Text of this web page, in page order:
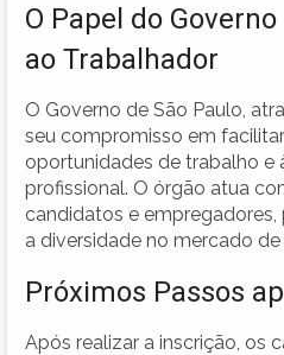
O Papel do
ao Trabalhador
O Governo de São Paulo,
seu compromisso em
oportunidades de trabalho e
profissional. O órgão atua
candidatos e
a diversidade no mercado
Próximos Passos
Após realizar a inscrição, os